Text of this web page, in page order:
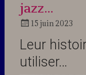
jazz…
15 juin 2023
Leur
utiliser…